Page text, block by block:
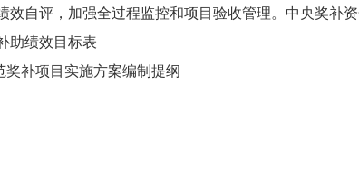
效自评，加强全过程监控和项目验收管理。中央奖补
助绩效目标表
奖补项目实施方案编制提纲